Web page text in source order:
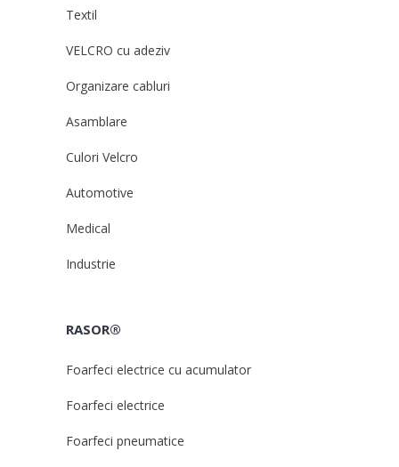
Textil
VELCRO cu adeziv
Organizare cabluri
Asamblare
Culori Velcro
Automotive
Medical
Industrie
RASOR®
Foarfeci electrice cu acumulator
Foarfeci electrice
Foarfeci pneumatice